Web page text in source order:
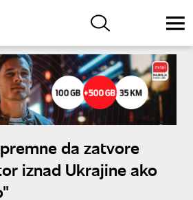
da zatvore
iznad Ukrajine ako